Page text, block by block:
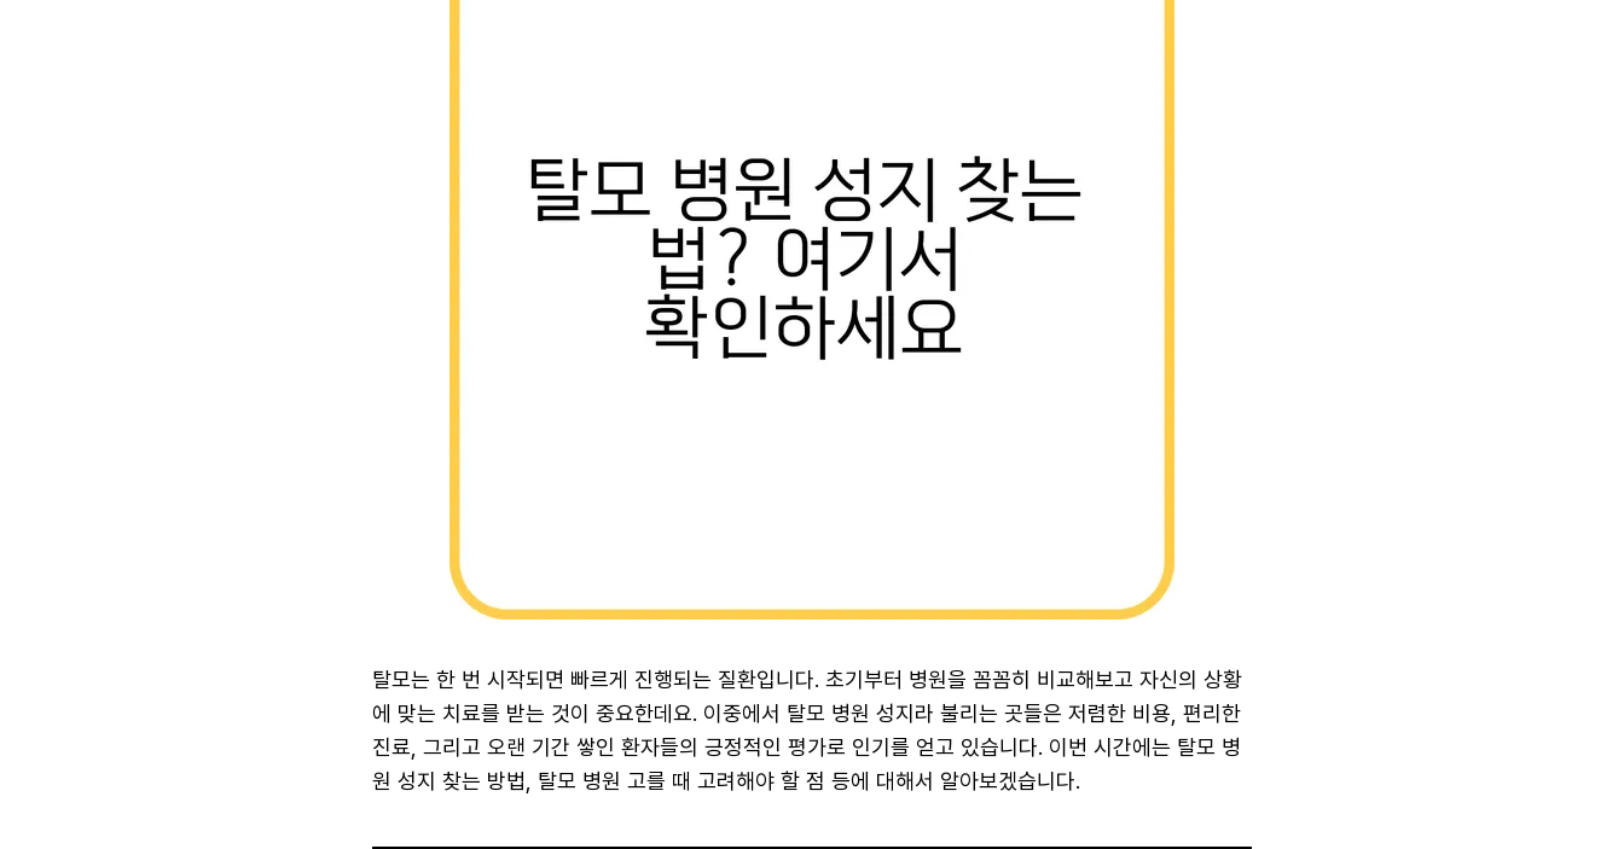
탈모는 한 번 시작되면 빠르게 진행되는 질환입니다. 초기부터 병원을 꼼꼼히 비교해보고 자신의 상황
에 맞는 치료를 받는 것이 중요한데요. 이중에서 탈모 병원 성지라 불리는 곳들은 저렴한 비용, 편리한
진료, 그리고 오랜 기간 쌓인 환자들의 긍정적인 평가로 인기를 얻고 있습니다. 이번 시간에는 탈모 병
원 성지 찾는 방법, 탈모 병원 고를 때 고려해야 할 점 등에 대해서 알아보겠습니다.